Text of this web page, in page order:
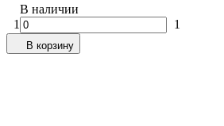
В наличии
1
1
В корзину